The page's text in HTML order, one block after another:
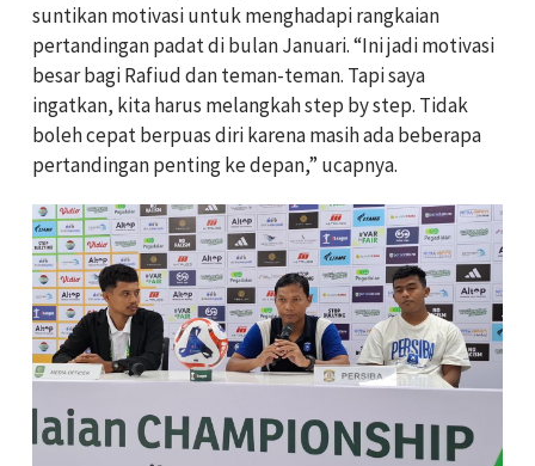
suntikan motivasi untuk menghadapi rangkaian
pertandingan padat di bulan Januari. “Ini jadi motivasi
besar bagi Rafiud dan teman-teman. Tapi saya
ingatkan, kita harus melangkah step by step. Tidak
boleh cepat berpuas diri karena masih ada beberapa
pertandingan penting ke depan,” ucapnya.